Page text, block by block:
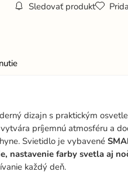
Sledovať produkt
dizajn s praktickým
príjemnú atmosféru a
Svietidlo je vybavené
nastavenie farby svetla aj
každý deň.